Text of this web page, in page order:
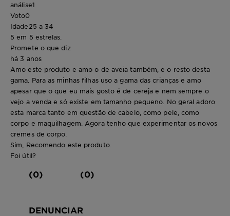
análise1
Voto0
Idade25 a 34
5 em 5 estrelas.
Promete o que diz
há 3 anos
Amo este produto e amo o de aveia também, e o resto desta
gama. Para as minhas filhas uso a gama das crianças e amo
apesar que o que eu mais gosto é de cereja e nem sempre o
vejo a venda e só existe em tamanho pequeno. No geral adoro
esta marca tanto em questão de cabelo, como pele, como
corpo e maquilhagem. Agora tenho que experimentar os novos
cremes de corpo.
Sim, Recomendo este produto.
Foi útil?
(0) (0)
DENUNCIAR